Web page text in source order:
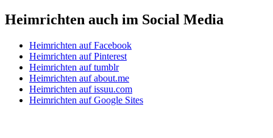
Heimrichten auch im Social Media
Heimrichten auf Facebook
Heimrichten auf Pinterest
Heimrichten auf tumblr
Heimrichten auf about.me
Heimrichten auf issuu.com
Heimrichten auf Google Sites